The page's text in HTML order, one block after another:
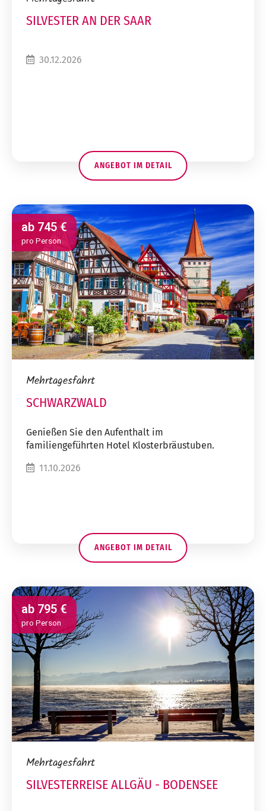
SILVESTER AN DER SAAR
30.12.2026
ANGEBOT IM DETAIL
ab 745 €
pro Person
Mehrtagesfahrt
SCHWARZWALD
Genießen Sie den Aufenthalt im
familiengeführten Hotel Klosterbräustuben.
11.10.2026
ANGEBOT IM DETAIL
ab 795 €
pro Person
Mehrtagesfahrt
SILVESTERREISE ALLGÄU - BODENSEE